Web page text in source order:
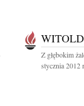
Z głębokim
stycznia 2012